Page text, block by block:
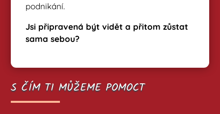
podnikání.
Jsi připravená být vidět a přitom zůstat
sama sebou?
S ČÍM TI MŮŽEME POMOCT